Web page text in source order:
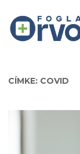
CÍMKE: COVID